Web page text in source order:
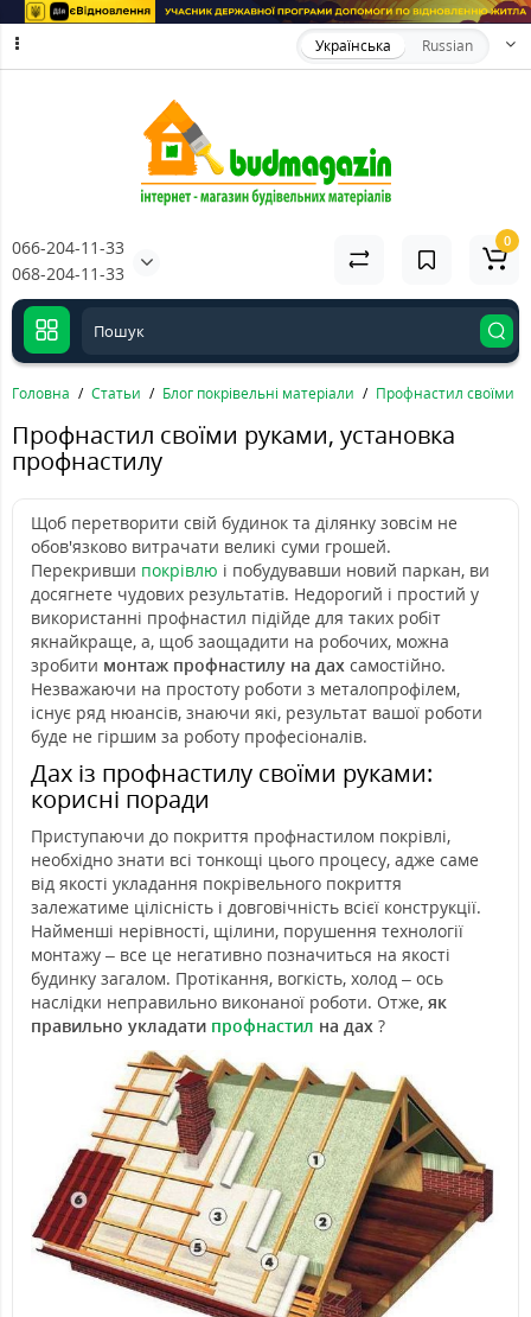
Українська Russian
066-204-11-33
068-204-11-33
0
Головна Статьи Блог покрівельні матеріали Профнастил своїми
Профнастил своїми руками, установка
профнастилу
Щоб перетворити свій будинок та ділянку зовсім не
обов'язково витрачати великі суми грошей.
Перекривши покрівлю і побудувавши новий паркан, ви
досягнете чудових результатів. Недорогий і простий у
використанні профнастил підійде для таких робіт
якнайкраще, а, щоб заощадити на робочих, можна
зробити монтаж профнастилу на дах самостійно.
Незважаючи на простоту роботи з металопрофілем,
існує ряд нюансів, знаючи які, результат вашої роботи
буде не гіршим за роботу професіоналів.
Дах із профнастилу своїми руками:
корисні поради
Приступаючи до покриття профнастилом покрівлі,
необхідно знати всі тонкощі цього процесу, адже саме
від якості укладання покрівельного покриття
залежатиме цілісність і довговічність всієї конструкції.
Найменші нерівності, щілини, порушення технології
монтажу – все це негативно позначиться на якості
будинку загалом. Протікання, вогкість, холод – ось
наслідки неправильно виконаної роботи. Отже, як
правильно укладати профнастил на дах ?